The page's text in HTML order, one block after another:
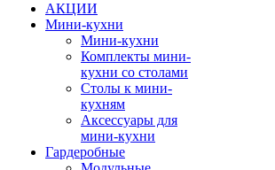
АКЦИИ
Мини-кухни
Мини-кухни
Комплекты мини-
кухни со столами
Столы к мини-
кухням
Аксессуары для
мини-кухни
Гардеробные